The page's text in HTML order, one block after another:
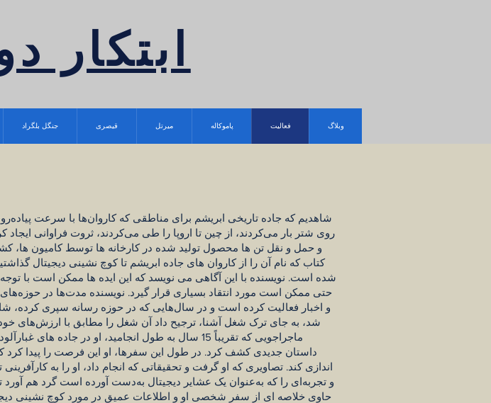
ابتکار
جنگل بلگراد قیصری میرتل پاموکاله فعالیت وبلاگ
شاهدیم که جاده تاریخی ابریشم برای مناطقی که کاروان‌ها با سرعت
روی شتر بار می‌کردند، از چین تا اروپا را طی می‌کردند، ثروت فراوانی
و حمل و نقل تن ها محصول تولید شده در کارخانه ها توسط کامیون ها،
شده است. نویسنده با این آگاهی می نویسد که این ایده ها ممکن است با
حتی ممکن است مورد انتقاد بسیاری قرار گیرد. نویسنده مدت‌ها در حوزه‌های
و اخبار فعالیت کرده است و در سال‌هایی که در حوزه رسانه سپری کرده،
شد، به جای ترک شغل آشنا، ترجیح داد آن شغل را مطابق با ارزش‌های
ماجراجویی که تقریباً 15 سال به طول انجامید، او در
داستان جدیدی کشف کرد. در طول این سفرها، او این فرصت را پیدا
اندازی کند. تصاویری که او گرفت و تحقیقاتی که انجام داد، او را به
و تجربه‌ای را که به‌عنوان یک عشایر دیجیتال به‌دست آورده است گرد هم
حاوی خلاصه ای از سفر شخصی او و اطلاعات عمیق در مورد کوچ نشینی